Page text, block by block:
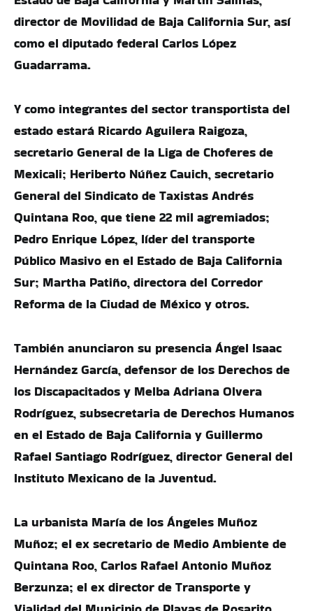
director de Movilidad de Baja California Sur, así
como el diputado federal Carlos López
Guadarrama.
Y como integrantes del sector transportista del
estado estará Ricardo Aguilera Raigoza,
secretario General de la Liga de Choferes de
Mexicali; Heriberto Núñez Cauich, secretario
General del Sindicato de Taxistas Andrés
Quintana Roo, que tiene 22 mil agremiados;
Pedro Enrique López, líder del transporte
Público Masivo en el Estado de Baja California
Sur; Martha Patiño, directora del Corredor
Reforma de la Ciudad de México y otros.
También anunciaron su presencia Ángel Isaac
Hernández García, defensor de los Derechos de
los Discapacitados y Melba Adriana Olvera
Rodríguez, subsecretaria de Derechos Humanos
en el Estado de Baja California y Guillermo
Rafael Santiago Rodríguez, director General del
Instituto Mexicano de la Juventud.
La urbanista María de los Ángeles Muñoz
Muñoz; el ex secretario de Medio Ambiente de
Quintana Roo, Carlos Rafael Antonio Muñoz
Berzunza; el ex director de Transporte y